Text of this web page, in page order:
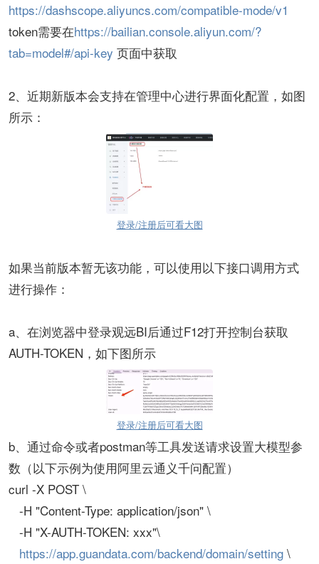
https://dashscope.aliyuncs.com/compatible-mode/v1
token需要在https://bailian.console.aliyun.com/?
tab=model#/api-key 页面中获取
2、近期新版本会支持在管理中心进行界面化配置，如图
所示：
登录/注册后可看大图
如果当前版本暂无该功能，可以使用以下接口调用方式
进行操作：
a、在浏览器中登录观远BI后通过F12打开控制台获取
AUTH-TOKEN，如下图所示
登录/注册后可看大图
b、通过命令或者postman等工具发送请求设置大模型参
数（以下示例为使用阿里云通义千问配置）
curl -X POST \
-H "Content-Type: application/json" \
-H "X-AUTH-TOKEN: xxx"\
https://app.guandata.com/backend/domain/setting \